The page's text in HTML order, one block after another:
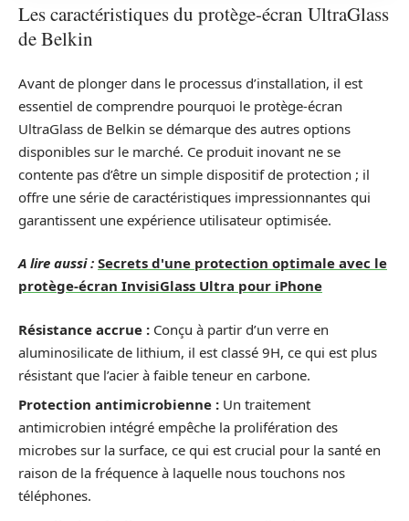
Les caractéristiques du protège-écran UltraGlass
de Belkin
Avant de plonger dans le processus d’installation, il est
essentiel de comprendre pourquoi le protège-écran
UltraGlass de Belkin se démarque des autres options
disponibles sur le marché. Ce produit inovant ne se
contente pas d’être un simple dispositif de protection ; il
offre une série de caractéristiques impressionnantes qui
garantissent une expérience utilisateur optimisée.
A lire aussi : Secrets d'une protection optimale avec le
protège-écran InvisiGlass Ultra pour iPhone
Résistance accrue : Conçu à partir d’un verre en
aluminosilicate de lithium, il est classé 9H, ce qui est plus
résistant que l’acier à faible teneur en carbone.
Protection antimicrobienne : Un traitement
antimicrobien intégré empêche la prolifération des
microbes sur la surface, ce qui est crucial pour la santé en
raison de la fréquence à laquelle nous touchons nos
téléphones.